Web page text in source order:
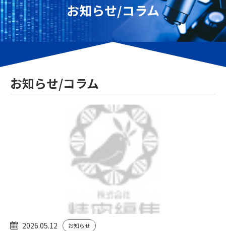
お知らせ/コラム
お知らせ/コラム
2026.05.12 お知らせ